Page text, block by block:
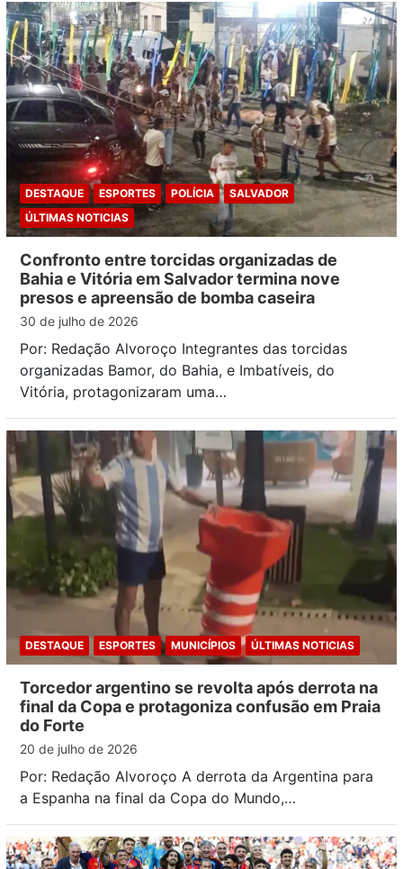
DESTAQUE ESPORTES POLÍCIA
SALVADOR
ÚLTIMAS NOTICIAS
Confronto entre torcidas organizadas de
Bahia e Vitória em Salvador termina nove
presos e apreensão de bomba caseira
30 de julho de 2026
Por: Redação Alvoroço Integrantes das torcidas
organizadas Bamor, do Bahia, e Imbatíveis, do
Vitória, protagonizaram uma…
DESTAQUE ESPORTES MUNICÍPIOS ÚLTIMAS NOTICIAS
Torcedor argentino se revolta após derrota na
final da Copa e protagoniza confusão em Praia
do Forte
20 de julho de 2026
Por: Redação Alvoroço A derrota da Argentina para
a Espanha na final da Copa do Mundo,…